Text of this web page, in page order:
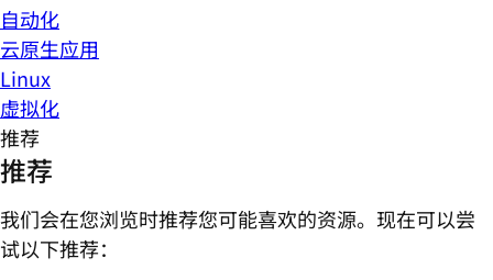
自动化
云原生应用
Linux
虚拟化
推荐
推荐
我们会在您浏览时推荐您可能喜欢的资源。现在可以尝
试以下推荐：